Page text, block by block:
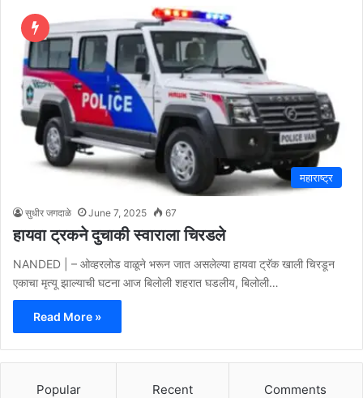
महाराष्ट्र
सुधीर जगदाळे June 7, 2025 67
हायवा ट्रकने दुचाकी स्वाराला चिरडले
NANDED | – ओव्हरलोड वाळूने भरून जात असलेल्या हायवा ट्रॅक खाली चिरडून
एकाचा मृत्यू झाल्याची घटना आज बिलोली शहरात घडलीय, बिलोली…
Read More »
Popular Recent Comments